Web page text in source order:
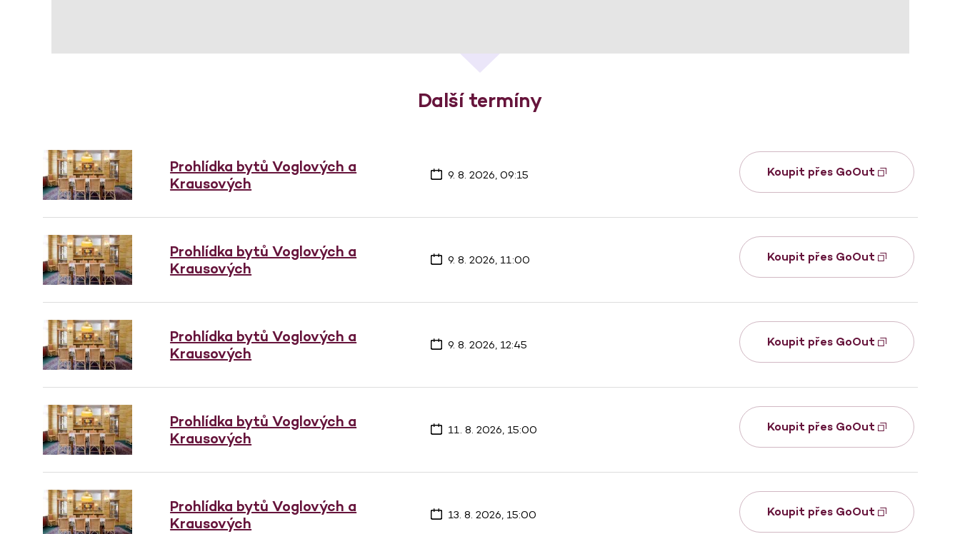
Další termíny
Prohlídka bytů Voglových a
Krausových
9. 8. 2026, 09:15 Koupit přes GoOut
Prohlídka bytů Voglových a
Krausových
9. 8. 2026, 11:00 Koupit přes GoOut
Prohlídka bytů Voglových a
Krausových
9. 8. 2026, 12:45 Koupit přes GoOut
Prohlídka bytů Voglových a
Krausových
11. 8. 2026, 15:00 Koupit přes GoOut
Prohlídka bytů Voglových a
Krausových
13. 8. 2026, 15:00 Koupit přes GoOut